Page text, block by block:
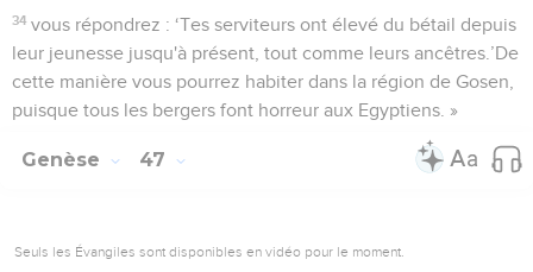
34 vous répondrez : ‘Tes serviteurs ont élevé du bétail depuis
leur jeunesse jusqu'à présent, tout comme leurs ancêtres.’De
cette manière vous pourrez habiter dans la région de Gosen,
puisque tous les bergers font horreur aux Egyptiens. »
Genèse 47
Seuls les Évangiles sont disponibles en vidéo pour le moment.